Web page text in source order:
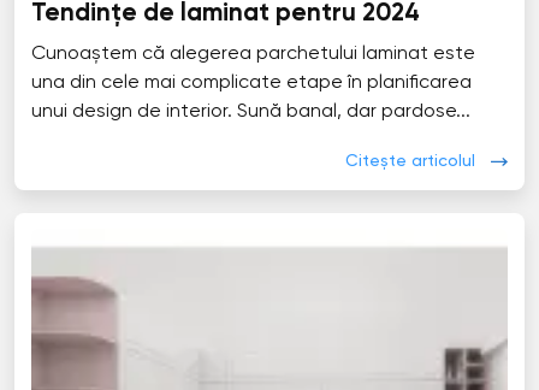
Tendințe de laminat pentru 2024
Cunoaștem că alegerea parchetului laminat este
una din cele mai complicate etape în planificarea
unui design de interior. Sună banal, dar pardose...
Citește articolul